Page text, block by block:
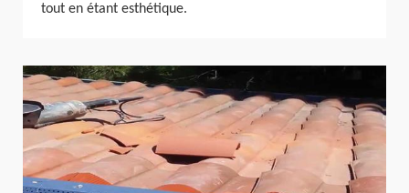
tout en étant esthétique.